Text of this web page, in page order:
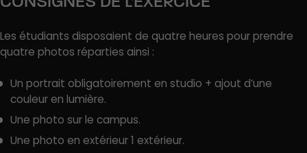
Les étudiants disposaient de quatre heures pour prendre
quatre photos réparties ainsi :
Un portrait obligatoirement en studio + ajout d’une
couleur en lumière.
Une photo sur le campus.
Une photo en extérieur 1 extérieur.